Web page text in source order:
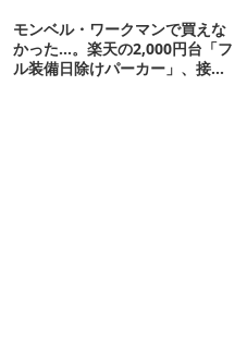
モンベル・ワークマンで買えな
かった…。楽天の2,000円台「フ
ル装備日除けパーカー」、接触